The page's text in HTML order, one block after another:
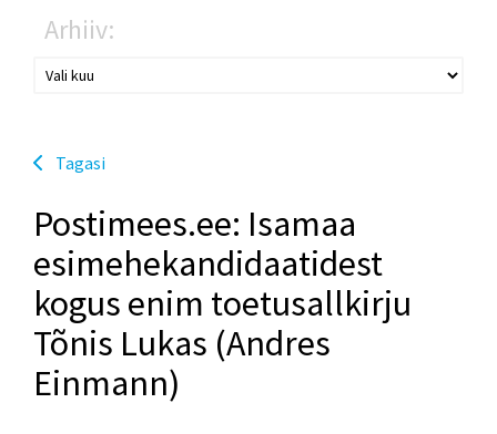
Arhiiv:
Tagasi
Postimees.ee: Isamaa
esimehekandidaatidest
kogus enim toetusallkirju
Tõnis Lukas (Andres
Einmann)